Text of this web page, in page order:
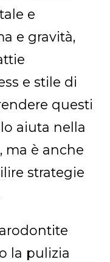
e
e gravità,
e stile di
questi
aiuta nella
ma è anche
strategie
la pulizia